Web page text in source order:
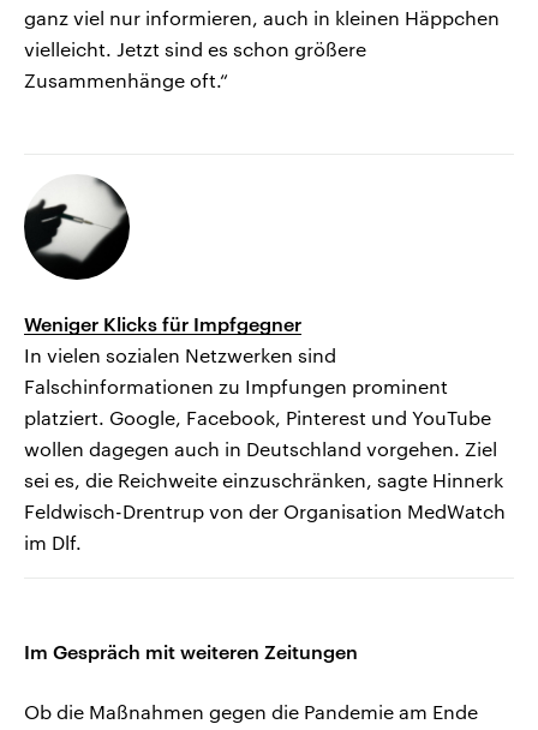
ganz viel nur informieren, auch in kleinen Häppchen
vielleicht. Jetzt sind es schon größere
Zusammenhänge oft.“
Weniger Klicks für Impfgegner
In vielen sozialen Netzwerken sind
Falschinformationen zu Impfungen prominent
platziert. Google, Facebook, Pinterest und YouTube
wollen dagegen auch in Deutschland vorgehen. Ziel
sei es, die Reichweite einzuschränken, sagte Hinnerk
Feldwisch-Drentrup von der Organisation MedWatch
im Dlf.
Im Gespräch mit weiteren Zeitungen
Ob die Maßnahmen gegen die Pandemie am Ende